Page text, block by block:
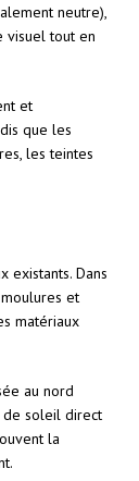
neutre),
visuel tout en
et
que les
les teintes
existants. Dans
et
matériaux
au nord
de soleil direct
la